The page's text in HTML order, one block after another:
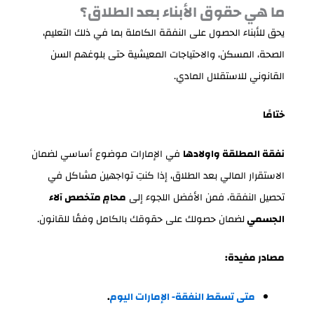
ما هي حقوق الأبناء بعد الطلاق؟
يحق للأبناء الحصول على النفقة الكاملة بما في ذلك التعليم،
الصحة، المسكن، والاحتياجات المعيشية حتى بلوغهم السن
القانوني للاستقلال المادي.
ختامًا
نفقة المطلقة واولادها في الإمارات موضوع أساسي لضمان
الاستقرار المالي بعد الطلاق، إذا كنتِ تواجهين مشاكل في
تحصيل النفقة، فمن الأفضل اللجوء إلى محامٍ متخصص آلاء
الجسميلضمان حصولك على حقوقك بالكامل وفقًا للقانون.
مصادر مفيدة:
متى تسقط النفقة- الإمارات اليوم.